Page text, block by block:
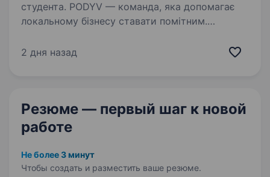
студента. PODYV — команда, яка допомагає
локальному бізнесу ставати помітним.
відображення бізнесу в сервісах Google.
2 дня назад
Резюме — первый шаг к новой
работе
Не более 3 минут
Чтобы создать и разместить ваше резюме.